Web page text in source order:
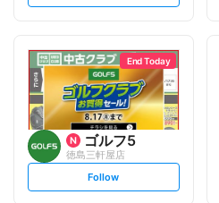
t
l
o
w
End Today
ゴルフ5
徳島三軒屋店
s
t
Follow